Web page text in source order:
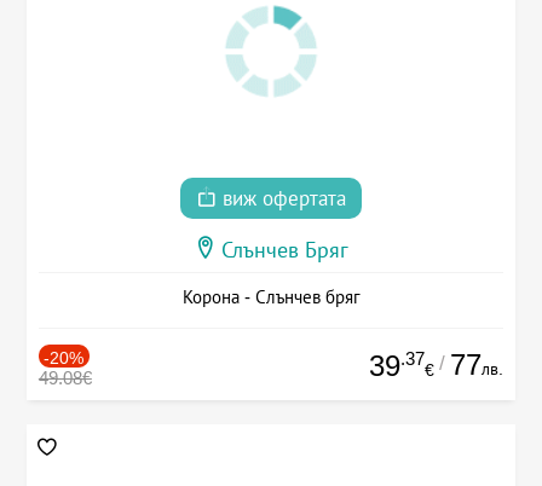
виж офертата
Слънчев Бряг
Корона - Слънчев бряг
-20%
49.08€ 39.37
€ / 77лв.